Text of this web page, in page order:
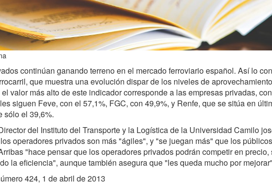
continúan ganando terreno en el mercado ferroviario español. Así lo
que muestra una evolución dispar de los niveles de
valor más alto de este indicador corresponde a las empresas privadas,
siguen Feve, con el 57,1%, FGC, con 49,9%, y Renfe, que se sitúa en
sólo el 39,6%.
del Instituto del Transporte y la Logística de la Universidad Camilo
operadores privados son más "ágiles", y "se juegan más" que los
"hace pensar que los operadores privados podrán competir en
la eficiencia", aunque también asegura que "les queda mucho por
424, 1 de abril de 2013